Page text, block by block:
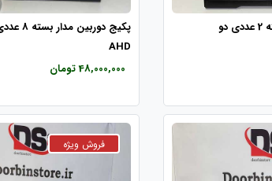
پکیج دوربین مداربسته 2 عددی دو
AHD
48,000,000 تومان